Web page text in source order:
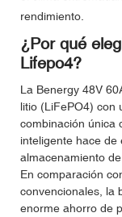
rendimiento.
¿Por qué
Lifepo4?
La Benergy 48V
litio (LiFePO4) con
combinación única
inteligente hace
almacenamiento
En comparación
convencionales, la
enorme ahorro de